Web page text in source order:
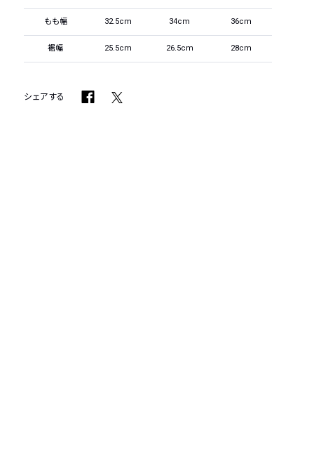
もも幅 32.5cm 34cm 36cm
裾幅 25.5cm 26.5cm 28cm
シェアする